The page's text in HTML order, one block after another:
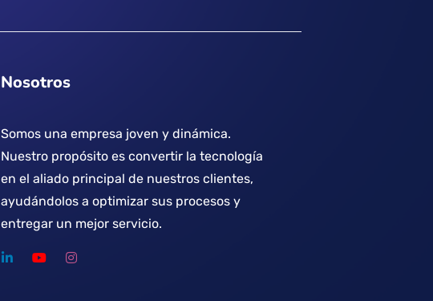
Nosotros
Somos una empresa joven y dinámica.
Nuestro propósito es convertir la tecnología
en el aliado principal de nuestros clientes,
ayudándolos a optimizar sus procesos y
entregar un mejor servicio.